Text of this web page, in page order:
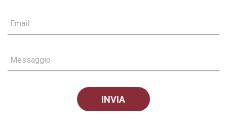
Email
Messaggio